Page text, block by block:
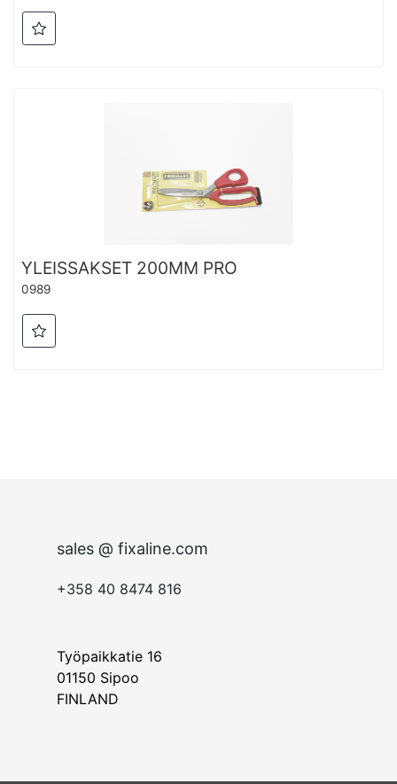
YLEISSAKSET 200MM PRO
0989
sales @ fixaline.com
+358 40 8474 816
Työpaikkatie 16
01150 Sipoo
FINLAND